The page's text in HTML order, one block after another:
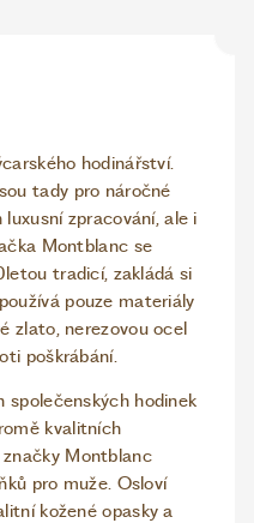
hodinářství.
tady pro náročné
zpracování, ale i
Montblanc se
tradicí, zakládá si
pouze materiály
zlato, nerezovou ocel
poškrábání.
společenských hodinek
kvalitních
Montblanc
pro muže. Osloví
kožené opasky a